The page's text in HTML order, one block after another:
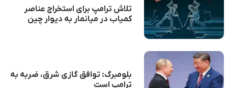
تلاش ترامپ برای استخراج عناصر
کمیاب در میانمار به دیوار چین
بلومبرگ: توافق گازی شرق، ضربه به
ترامپ است